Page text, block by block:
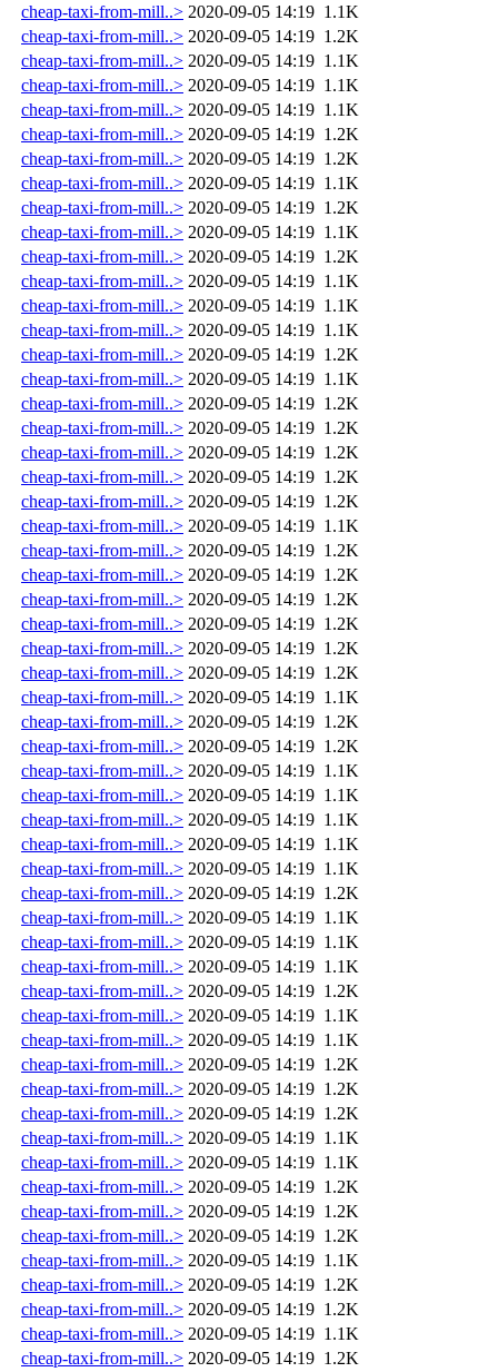
cheap-taxi-from-mill..> 2020-09-05 14:19 1.1K
cheap-taxi-from-mill..> 2020-09-05 14:19 1.2K
cheap-taxi-from-mill..> 2020-09-05 14:19 1.1K
cheap-taxi-from-mill..> 2020-09-05 14:19 1.1K
cheap-taxi-from-mill..> 2020-09-05 14:19 1.1K
cheap-taxi-from-mill..> 2020-09-05 14:19 1.2K
cheap-taxi-from-mill..> 2020-09-05 14:19 1.2K
cheap-taxi-from-mill..> 2020-09-05 14:19 1.1K
cheap-taxi-from-mill..> 2020-09-05 14:19 1.2K
cheap-taxi-from-mill..> 2020-09-05 14:19 1.1K
cheap-taxi-from-mill..> 2020-09-05 14:19 1.2K
cheap-taxi-from-mill..> 2020-09-05 14:19 1.1K
cheap-taxi-from-mill..> 2020-09-05 14:19 1.1K
cheap-taxi-from-mill..> 2020-09-05 14:19 1.1K
cheap-taxi-from-mill..> 2020-09-05 14:19 1.2K
cheap-taxi-from-mill..> 2020-09-05 14:19 1.1K
cheap-taxi-from-mill..> 2020-09-05 14:19 1.2K
cheap-taxi-from-mill..> 2020-09-05 14:19 1.2K
cheap-taxi-from-mill..> 2020-09-05 14:19 1.2K
cheap-taxi-from-mill..> 2020-09-05 14:19 1.2K
cheap-taxi-from-mill..> 2020-09-05 14:19 1.2K
cheap-taxi-from-mill..> 2020-09-05 14:19 1.1K
cheap-taxi-from-mill..> 2020-09-05 14:19 1.2K
cheap-taxi-from-mill..> 2020-09-05 14:19 1.2K
cheap-taxi-from-mill..> 2020-09-05 14:19 1.2K
cheap-taxi-from-mill..> 2020-09-05 14:19 1.2K
cheap-taxi-from-mill..> 2020-09-05 14:19 1.2K
cheap-taxi-from-mill..> 2020-09-05 14:19 1.2K
cheap-taxi-from-mill..> 2020-09-05 14:19 1.1K
cheap-taxi-from-mill..> 2020-09-05 14:19 1.2K
cheap-taxi-from-mill..> 2020-09-05 14:19 1.2K
cheap-taxi-from-mill..> 2020-09-05 14:19 1.1K
cheap-taxi-from-mill..> 2020-09-05 14:19 1.1K
cheap-taxi-from-mill..> 2020-09-05 14:19 1.1K
cheap-taxi-from-mill..> 2020-09-05 14:19 1.1K
cheap-taxi-from-mill..> 2020-09-05 14:19 1.1K
cheap-taxi-from-mill..> 2020-09-05 14:19 1.2K
cheap-taxi-from-mill..> 2020-09-05 14:19 1.1K
cheap-taxi-from-mill..> 2020-09-05 14:19 1.1K
cheap-taxi-from-mill..> 2020-09-05 14:19 1.1K
cheap-taxi-from-mill..> 2020-09-05 14:19 1.2K
cheap-taxi-from-mill..> 2020-09-05 14:19 1.1K
cheap-taxi-from-mill..> 2020-09-05 14:19 1.1K
cheap-taxi-from-mill..> 2020-09-05 14:19 1.2K
cheap-taxi-from-mill..> 2020-09-05 14:19 1.2K
cheap-taxi-from-mill..> 2020-09-05 14:19 1.2K
cheap-taxi-from-mill..> 2020-09-05 14:19 1.1K
cheap-taxi-from-mill..> 2020-09-05 14:19 1.1K
cheap-taxi-from-mill..> 2020-09-05 14:19 1.2K
cheap-taxi-from-mill..> 2020-09-05 14:19 1.2K
cheap-taxi-from-mill..> 2020-09-05 14:19 1.2K
cheap-taxi-from-mill..> 2020-09-05 14:19 1.1K
cheap-taxi-from-mill..> 2020-09-05 14:19 1.2K
cheap-taxi-from-mill..> 2020-09-05 14:19 1.2K
cheap-taxi-from-mill..> 2020-09-05 14:19 1.1K
cheap-taxi-from-mill..> 2020-09-05 14:19 1.2K